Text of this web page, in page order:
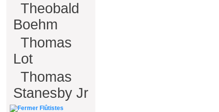
Theobald
Boehm
Thomas
Lot
Thomas
Stanesby Jr
Flûtistes